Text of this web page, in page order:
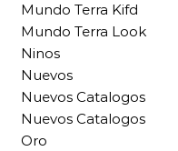
Mundo Terra Kifd
Mundo Terra Look
Ninos
Nuevos
Nuevos Catalogos
Nuevos Catalogos
Oro